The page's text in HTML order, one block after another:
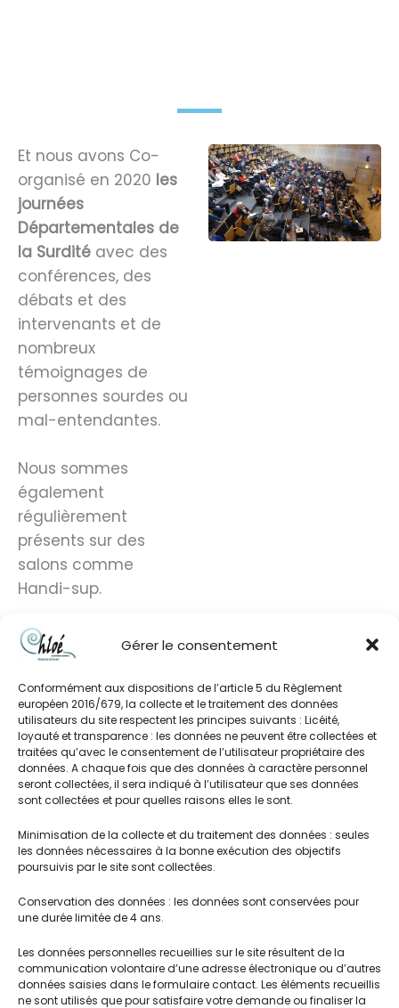
Gérer le consentement
Conformément aux dispositions de l’article 5 du Règlement
européen 2016/679, la collecte et le traitement des données
utilisateurs du site respectent les principes suivants : Licéité,
loyauté et transparence : les données ne peuvent être collectées et
traitées qu’avec le consentement de l’utilisateur propriétaire des
données. A chaque fois que des données à caractère personnel
seront collectées, il sera indiqué à l’utilisateur que ses données
sont collectées et pour quelles raisons elles le sont.
Minimisation de la collecte et du traitement des données : seules
les données nécessaires à la bonne exécution des objectifs
poursuivis par le site sont collectées.
Conservation des données : les données sont conservées pour
une durée limitée de 4 ans.
Les données personnelles recueillies sur le site résultent de la
communication volontaire d’une adresse électronique ou d’autres
données saisies dans le formulaire contact. Les éléments recueillis
ne sont utilisés que pour satisfaire votre demande ou finaliser la
Et nous avons Co-
organisé en 2020 les
journées
Départementales de
la Surdité avec des
conférences, des
débats et des
intervenants et de
nombreux
témoignages de
personnes sourdes ou
mal-entendantes.
Nous sommes
également
régulièrement
présents sur des
salons comme
Handi-sup.
Menu
Association Chloé Auvergne Surdité